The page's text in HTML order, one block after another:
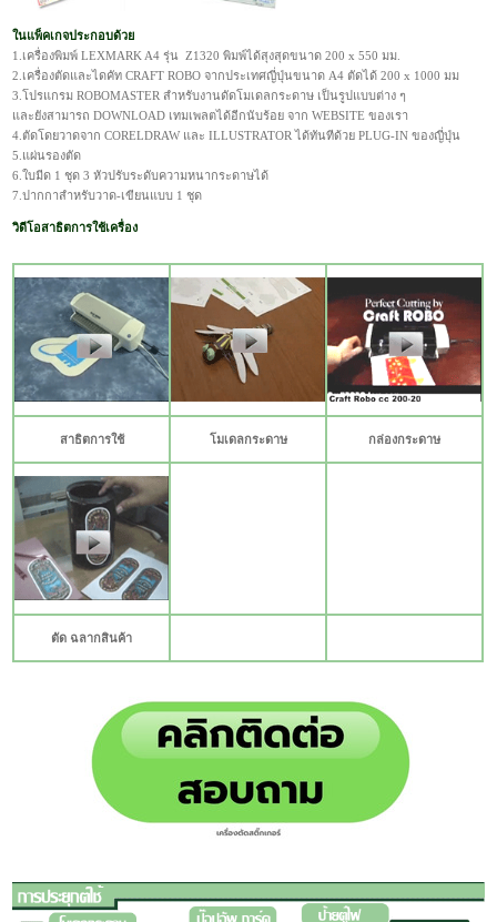
ในแพ็คเกจประกอบด้วย
1.เครื่องพิมพ์ LEXMARK A4 รุ่น Z1320 พิมพ์ได้สุงสุดขนาด 200 x 550 มม.
2.เครื่องตัดและไดคัท CRAFT ROBO จากประเทศญี่ปุ่นขนาด A4 ตัดได้ 200 x 1000 มม
3.โปรแกรม ROBOMASTER สำหรับงานดัดโมเดลกระดาษ เป็นรูปแบบต่าง ๆ
และยังสามารถ DOWNLOAD เทมเพลตได้อีกนับร้อย จาก WEBSITE ของเรา
4.ตัดโดยวาดจาก CORELDRAW และ ILLUSTRATOR ได้ทันทีด้วย PLUG-IN ของญี่ปุ่น
5.แผ่นรองตัด
6.ใบมีด 1 ชุด 3 หัวปรับระดับความหนากระดาษได้
7.ปากกาสำหรับวาด-เขียนแบบ 1 ชุด
วิดีโอสาธิตการใช้เครื่อง
สาธิตการใช้ โมเดลกระดาษ กล่องกระดาษ
ตัด ฉลากสินค้า